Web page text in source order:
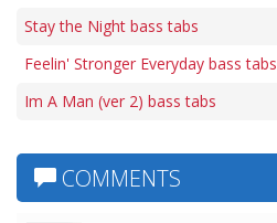
Stay the Night bass tabs
Feelin' Stronger Everyday bass tabs
Im A Man (ver 2) bass tabs
COMMENTS